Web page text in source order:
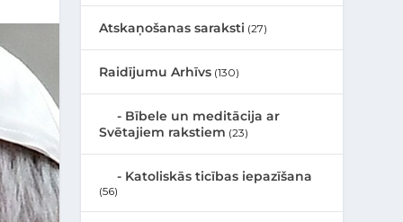
Atskaņošanas saraksti (27)
Raidījumu Arhīvs (130)
Bībele un meditācija ar
Svētajiem rakstiem (23)
Katoliskās ticības iepazīšana
(56)